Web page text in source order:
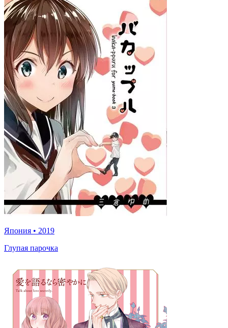
Япония • 2019
Глупая парочка